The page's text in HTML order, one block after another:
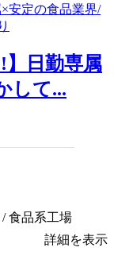
】日勤専属
して...
食品系工場
詳細を表示